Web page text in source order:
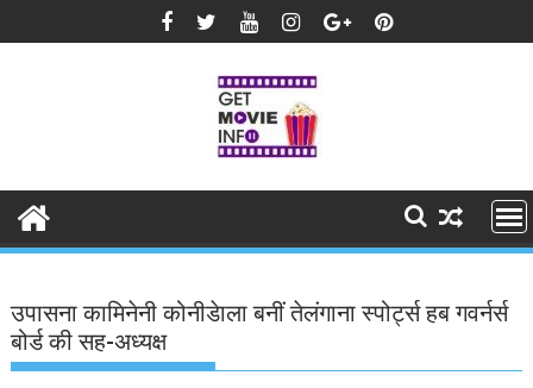
to
उपासना कामिनेनी कोनीडेाला बनीं तेलंगाना स्पोर्ट्स हब गवर्नर्स
बोर्ड की सह-अध्यक्ष